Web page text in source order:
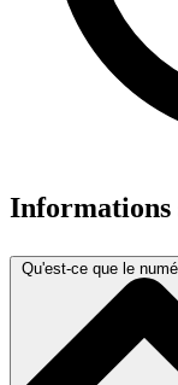
Informations
Qu'est-ce que le